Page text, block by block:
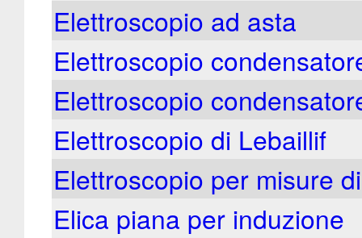
Elettroscopio ad asta
Elettroscopio
Elettroscopio
Elettroscopio di Lebaillif
Elettroscopio per misure
Elica piana per induzione